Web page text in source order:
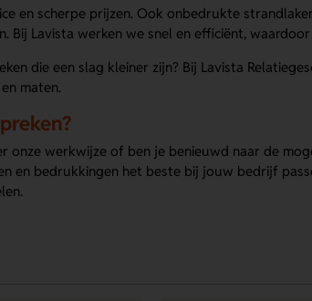
en scherpe prijzen. Ook onbedrukte
Bij Lavista werken we snel en efficiënt,
die een slag kleiner zijn? Bij Lavista
maten.
onze werkwijze of ben je benieuwd naar de
en bedrukkingen het beste bij jouw bedrijf